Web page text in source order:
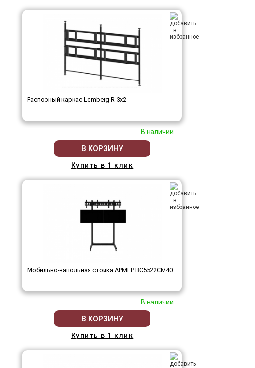
Распорный каркас Lomberg R-3х2
В наличии
В КОРЗИНУ
Купить в 1 клик
Мобильно-напольная стойка АРМЕР ВС5522СМ40
В наличии
В КОРЗИНУ
Купить в 1 клик